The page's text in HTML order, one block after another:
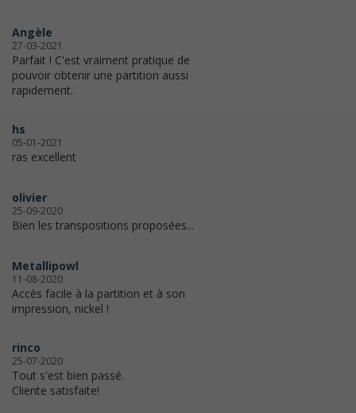
Angèle
27-03-2021
Parfait ! C'est vraiment pratique de
pouvoir obtenir une partition aussi
rapidement.
hs
05-01-2021
ras excellent
olivier
25-09-2020
Bien les transpositions proposées...
Metallipowl
11-08-2020
Accès facile à la partition et à son
impression, nickel !
rinco
25-07-2020
Tout s'est bien passé.
Cliente satisfaite!